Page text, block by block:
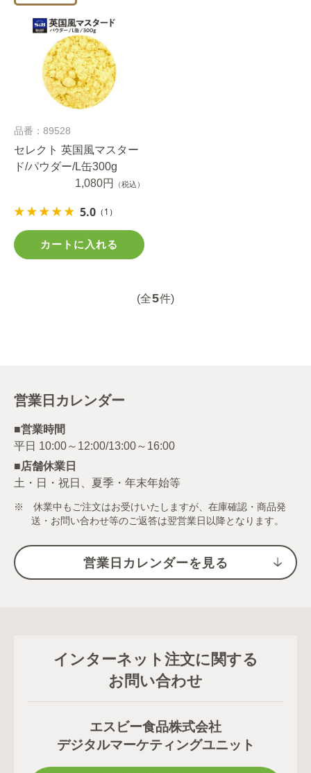
品番：89528
セレクト 英国風マスター
ド/パウダー/L缶300g
1,080円
（税込）
5.0 （1）
カートに入れる
(全5件)
営業日カレンダー
■営業時間
■店舗休業日
土・日・祝日、夏季・年末年始等
※ 休業中もご注文はお受けいたしますが、在庫確認・商品発
送・お問い合わせ等のご返答は翌営業日以降となります。
営業日カレンダーを見る
インターネット注文に関する
お問い合わせ
エスビー食品株式会社
デジタルマーケティングユニット